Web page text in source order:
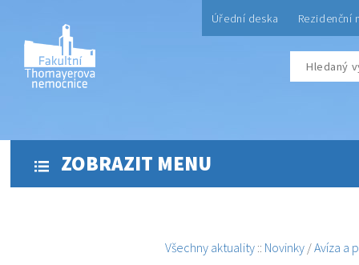
Úřední deska Rezidenční
ZOBRAZIT MENU
Všechny aktuality :: Novinky /Avíza a